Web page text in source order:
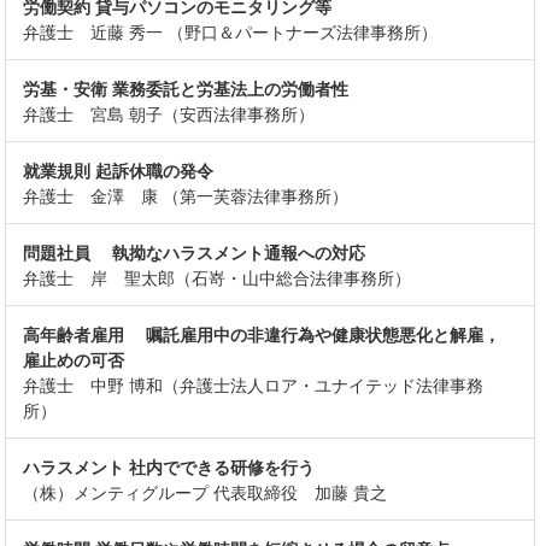
労働契約 貸与パソコンのモニタリング等
弁護士 近藤 秀一 （野口＆パートナーズ法律事務所）
労基・安衛 業務委託と労基法上の労働者性
弁護士 宮島 朝子（安西法律事務所）
就業規則 起訴休職の発令
弁護士 金澤 康 （第一芙蓉法律事務所）
問題社員 執拗なハラスメント通報への対応
弁護士 岸 聖太郎（石嵜・山中総合法律事務所）
高年齢者雇用 嘱託雇用中の非違行為や健康状態悪化と解雇，
雇止めの可否
弁護士 中野 博和（弁護士法人ロア・ユナイテッド法律事務
所）
ハラスメント 社内でできる研修を行う
（株）メンティグループ 代表取締役 加藤 貴之